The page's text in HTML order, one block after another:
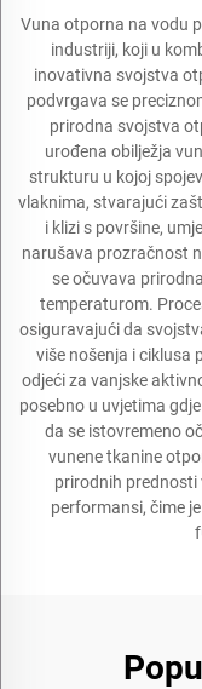
Vuna otporna na vodu
industriji, koji u
inovativna svojstva
podvrgava se
prirodna svojstva
urođena obilježja
strukturu u kojoj
vlaknima, stvarajući
i klizi s površine,
narušava prozračnost
se očuvava
temperaturom.
osiguravajući da
više nošenja i ciklusa
odjeći za vanjske
posebno u uvjetima
da se istovremeno
vunene tkanine
prirodnih prednosti
performansi, čime